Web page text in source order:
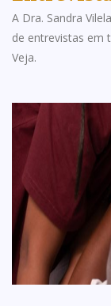
A Dra. Sandra
de entrevistas em
Veja.